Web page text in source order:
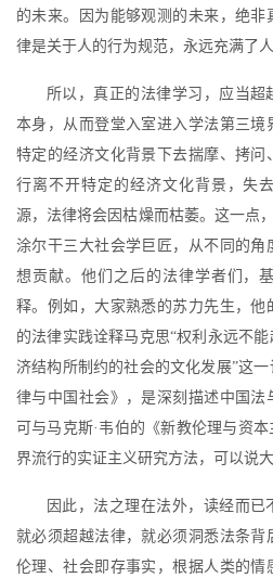
的未来。因为能够观测的未来，绝
律是关于人的行为规范，永远充满了
所以，真正的法律学习，应当
本身，从而登堂入室进入学法第三
特定的经济文化背景下去揣摩、拷
行离不开特定的经济文化背景，失
源，法律将会因枯燥而枯萎。这一点
涂尔干三大社会学巨匠，从不同的角
想贡献。他们之后的法律学者们，
释。例如，大家熟悉的苏力先生，他
的法律实践诠释马克思“权利永远不
济结构所制约的社会的文化发展”这
律与中国社会》，是深刻描述中国法
可与马克斯·韦伯的《新教伦理与资
界流行的实证主义研究方法，可以说
因此，法之理在法外，读经而已
就必须超越法律，就必须洞悉法条
伦理、社会即存事实，根据人类的情